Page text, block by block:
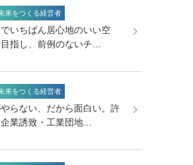
来をつくる経営者
でいちばん居心地のいい空
指し、前例のないチ…
来をつくる経営者
らない、だから面白い。許
業誘致・工業団地…